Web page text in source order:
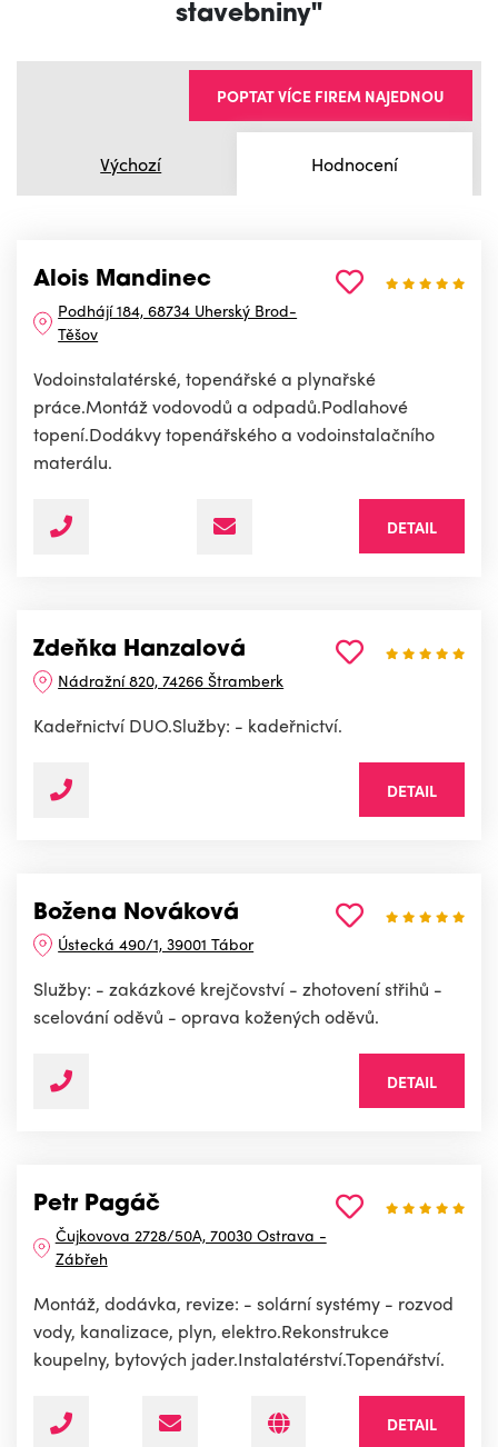
stavebniny"
Výchozí Hodnocení
POPTAT VÍCE FIREM NAJEDNOU
Alois Mandinec
Podhájí 184, 68734 Uherský Brod-
Těšov
Vodoinstalatérské, topenářské a plynařské
práce.Montáž vodovodů a odpadů.Podlahové
topení.Dodákvy topenářského a vodoinstalačního
materálu.
DETAIL
Zdeňka Hanzalová
Nádražní 820, 74266 Štramberk
Kadeřnictví DUO.Služby: - kadeřnictví.
DETAIL
Božena Nováková
Ústecká 490/1, 39001 Tábor
Služby: - zakázkové krejčovství - zhotovení střihů -
scelování oděvů - oprava kožených oděvů.
DETAIL
Petr Pagáč
Čujkovova 2728/50A, 70030 Ostrava -
Zábřeh
Montáž, dodávka, revize: - solární systémy - rozvod
vody, kanalizace, plyn, elektro.Rekonstrukce
koupelny, bytových jader.Instalatérství.Topenářství.
DETAIL